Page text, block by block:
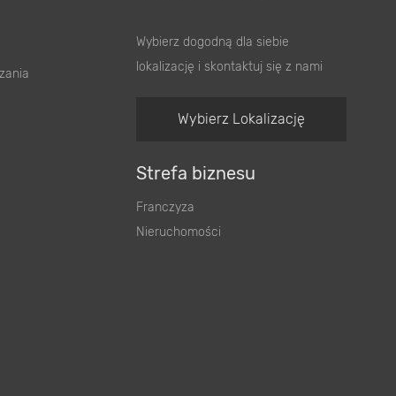
Wybierz dogodną dla siebie
lokalizację i skontaktuj się z nami
Wybierz Lokalizację
Strefa biznesu
Franczyza
Nieruchomości